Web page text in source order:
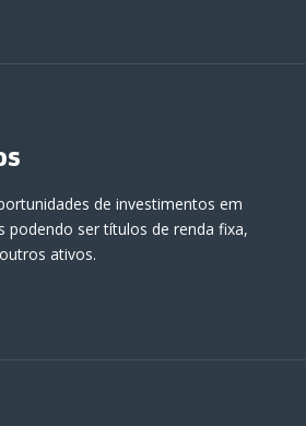
de investimentos em
podendo ser títulos de renda fixa,
ativos.